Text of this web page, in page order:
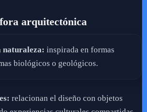
arquitectónica
naturaleza: inspirada en formas
biológicos o geológicos.
relacionan el diseño con objetos